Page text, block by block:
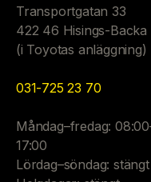
Transportgatan 33
422 46 Hisings-Backa
(i Toyotas anläggning)
031-725 23 70
Måndag–fredag:
17:00
Lördag–söndag: stängt